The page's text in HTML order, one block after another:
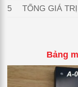
5
TỔNG GIÁ TRỊ
Bảng